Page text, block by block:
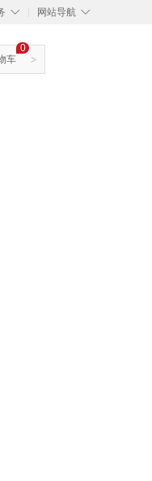
◇ ◇
网站导航
>
0
车